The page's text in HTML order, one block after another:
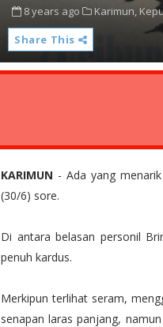
8 years ago Karimun,
Share This
KARIMUN - Ada yang
(30/6) sore.
Di antara belasan personil
penuh kardus.
Merkipun terlihat seram,
senapan laras panjang,